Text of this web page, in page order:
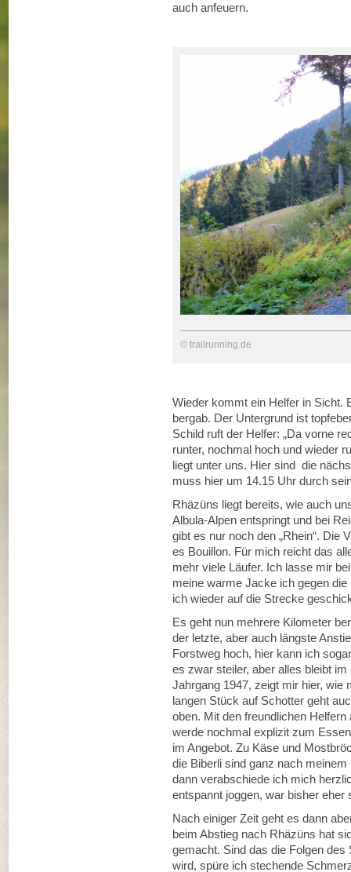
auch anfeuern.
© trailrunning.de
Wieder kommt ein Helfer in Sicht.
bergab. Der Untergrund ist
Schild ruft der Helfer: „Da vorne
runter, nochmal hoch und wieder
liegt unter uns. Hier sind die
muss hier um 14.15 Uhr durch
Rhäzüns liegt bereits, wie auch
Albula-Alpen entspringt und bei
gibt es nur noch den „Rhein“. Die
es Bouillon. Für mich reicht das
mehr viele Läufer. Ich lasse mir
meine warme Jacke ich gegen
ich wieder auf die Strecke
Es geht nun mehrere Kilometer
der letzte, aber auch längste
Forstweg hoch, hier kann ich
es zwar steiler, aber alles bleibt
Jahrgang 1947, zeigt mir hier,
langen Stück auf Schotter geht
oben. Mit den freundlichen
werde nochmal explizit zum
im Angebot. Zu Käse und
die Biberli sind ganz nach
dann verabschiede ich mich
entspannt joggen, war bisher eher
Nach einiger Zeit geht es dann
beim Abstieg nach Rhäzüns hat
gemacht. Sind das die Folgen
wird, spüre ich stechende